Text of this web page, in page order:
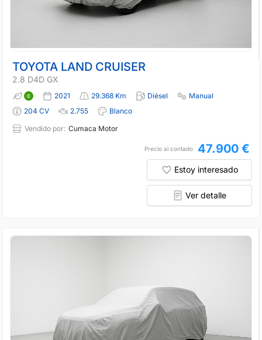
TOYOTA LAND CRUISER
2.8 D4D GX
2021 29.368 Km Diésel
Manual
204 CV
2.755
Blanco
Vendido por: Cumaca Motor
Precio al contado 47.900 €
Estoy interesado
Ver detalle